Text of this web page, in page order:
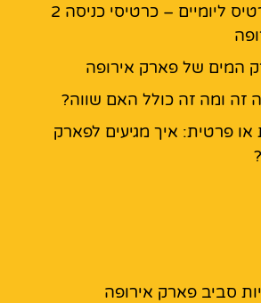
פארק אירופה כרטיס ליומיים – כרטיסי כניסה 2
המים של פארק אירופה
זה ומה זה כולל האם שווה?
או פרטית: איך מגיעים לפארק
סביב פארק אירופה